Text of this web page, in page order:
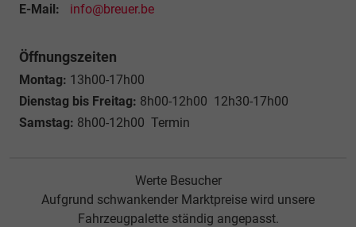
E-Mail:
info@breuer.be
Öffnungszeiten
Montag: 13h00-17h00
Dienstag bis Freitag: 8h00-12h00 12h30-17h00
Samstag: 8h00-12h00 Termin
Werte Besucher
Aufgrund schwankender Marktpreise wird unsere
Fahrzeugpalette ständig angepasst.